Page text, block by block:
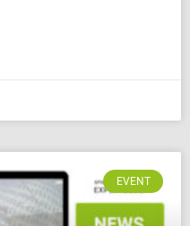
EVENT